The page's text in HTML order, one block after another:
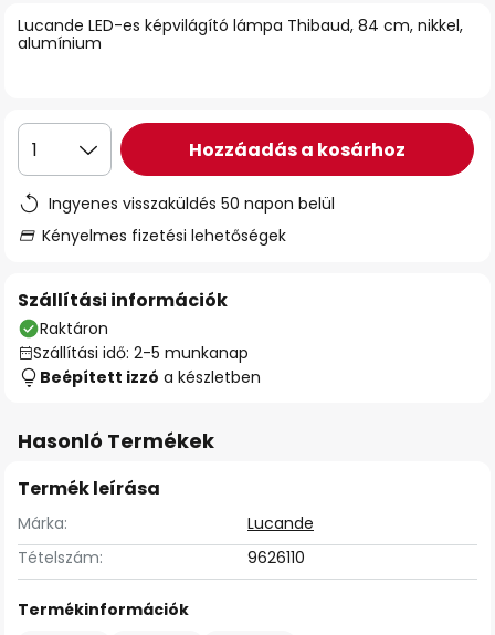
Lucande LED-es képvilágító lámpa Thibaud, 84 cm, nikkel,
alumínium
1 Hozzáadás a kosárhoz
Ingyenes visszaküldés 50 napon belül
Kényelmes fizetési lehetőségek
Szállítási információk
Raktáron
Szállítási idő: 2-5 munkanap
Beépített izzó a készletben
Hasonló Termékek
Termék leírása
Márka:
Lucande
Tételszám:
9626110
Termékinformációk